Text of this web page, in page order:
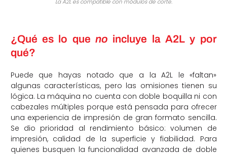
La A2L es compatible con módulos de corte.
¿Qué es lo que no incluye la A2L y por
qué?
Puede que hayas notado que a la A2L le «faltan»
algunas características, pero las omisiones tienen su
lógica. La máquina no cuenta con doble boquilla ni con
cabezales múltiples porque está pensada para ofrecer
una experiencia de impresión de gran formato sencilla.
Se dio prioridad al rendimiento básico: volumen de
impresión, calidad de la superficie y fiabilidad. Para
quienes busquen la funcionalidad avanzada de doble